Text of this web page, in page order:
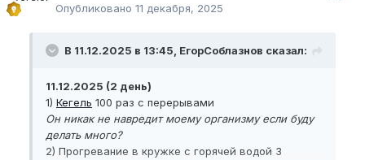
Опубликовано 11 декабря, 2025
В 11.12.2025 в 13:45, ЕгорСоблазнов сказал:
11.12.2025 (2 день)
1) Кегель 100 раз с перерывами
Он никак не навредит моему организму если буду
делать много?
2) Прогревание в кружке с горячей водой 3